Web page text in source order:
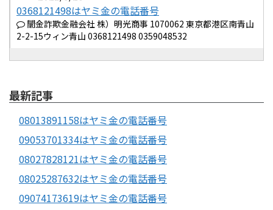
0368121498はヤミ金の電話番号
闇金詐欺金融会社 株）明光商事 1070062 東京都港区南青山
2-2-15ウィン青山 0368121498 0359048532
最新記事
08013891158はヤミ金の電話番号
09053701334はヤミ金の電話番号
08027828121はヤミ金の電話番号
08025287632はヤミ金の電話番号
09074173619はヤミ金の電話番号